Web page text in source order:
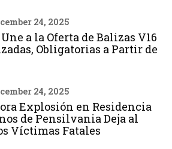
24, 2025
a la Oferta de Balizas V16
Obligatorias a Partir de
24, 2025
Explosión en Residencia
de Pensilvania Deja al
Víctimas Fatales